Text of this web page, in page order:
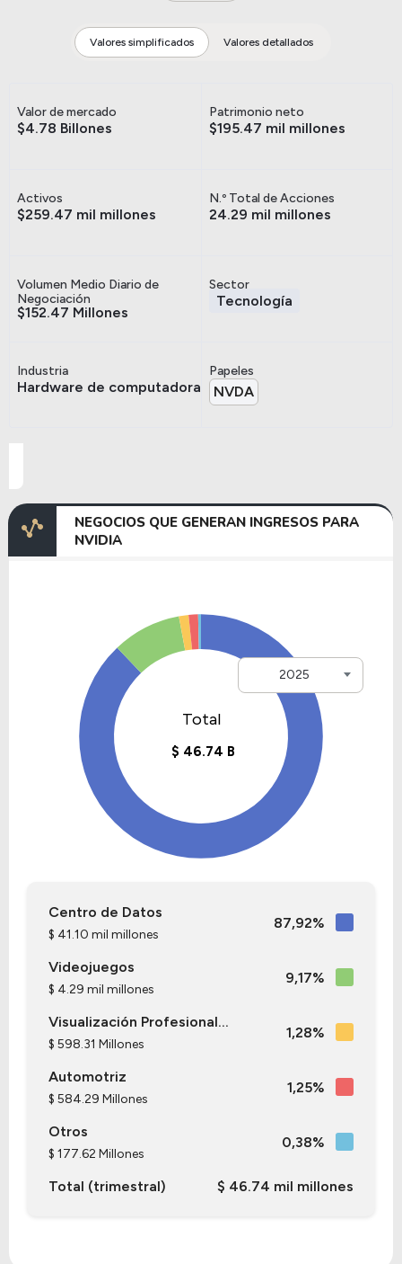
Valores simplificados Valores detallados
Valor de mercado
$4.78 Billones
Patrimonio neto
$195.47 mil millones
Activos
$259.47 mil millones
N.º Total de Acciones
24.29 mil millones
Volumen Medio Diario de
Negociación
$152.47 Millones
Sector
Tecnología
Industria
Hardware de computadora
Papeles
NVDA
NEGOCIOS QUE GENERAN INGRESOS PARA
NVIDIA
2025
Centro de Datos
$ 41.10 mil millones
87,92%
Videojuegos
$ 4.29 mil millones
9,17%
Visualización Profesional...
$ 598.31 Millones
1,28%
Automotriz
$ 584.29 Millones
1,25%
Otros
$ 177.62 Millones
0,38%
Total (trimestral) $ 46.74 mil millones